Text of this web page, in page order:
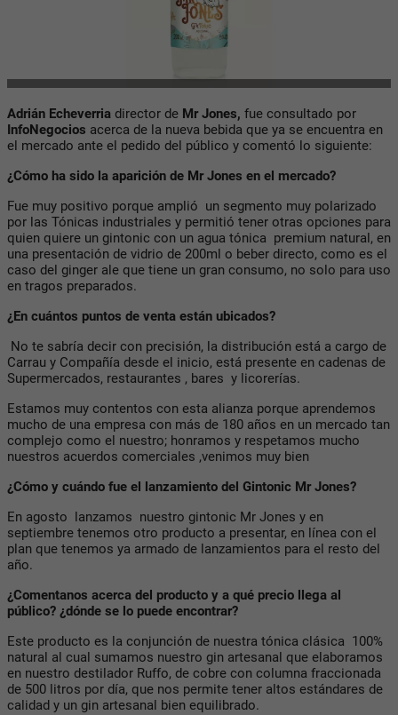
Adrián Echeverria director de Mr Jones, fue consultado por
InfoNegocios acerca de la nueva bebida que ya se encuentra en
el mercado ante el pedido del público y comentó lo siguiente:
¿Cómo ha sido la aparición de Mr Jones en el mercado?
Fue muy positivo porque amplió un segmento muy polarizado
por las Tónicas industriales y permitió tener otras opciones para
quien quiere un gintonic con un agua tónica premium natural, en
una presentación de vidrio de 200ml o beber directo, como es el
caso del ginger ale que tiene un gran consumo, no solo para uso
en tragos preparados.
¿En cuántos puntos de venta están ubicados?
No te sabría decir con precisión, la distribución está a cargo de
Carrau y Compañía desde el inicio, está presente en cadenas de
Supermercados, restaurantes , bares y licorerías.
Estamos muy contentos con esta alianza porque aprendemos
mucho de una empresa con más de 180 años en un mercado tan
complejo como el nuestro; honramos y respetamos mucho
nuestros acuerdos comerciales ,venimos muy bien
¿Cómo y cuándo fue el lanzamiento del Gintonic Mr Jones?
En agosto lanzamos nuestro gintonic Mr Jones y en
septiembre tenemos otro producto a presentar, en línea con el
plan que tenemos ya armado de lanzamientos para el resto del
año.
¿Comentanos acerca del producto y a qué precio llega al
público? ¿dónde se lo puede encontrar?
Este producto es la conjunción de nuestra tónica clásica 100%
natural al cual sumamos nuestro gin artesanal que elaboramos
en nuestro destilador Ruffo, de cobre con columna fraccionada
de 500 litros por día, que nos permite tener altos estándares de
calidad y un gin artesanal bien equilibrado.